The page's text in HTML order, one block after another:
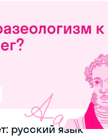
русский язык